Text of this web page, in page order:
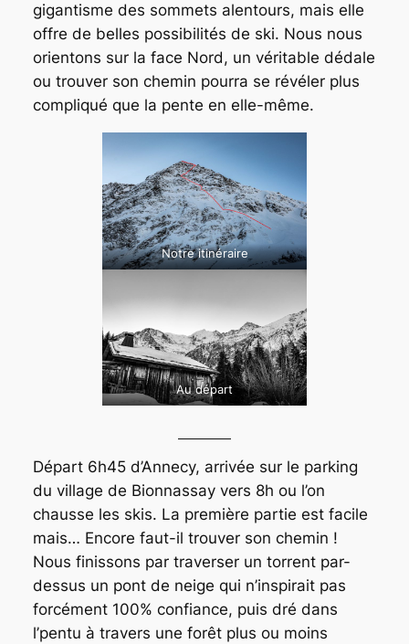
gigantisme des sommets alentours, mais elle
offre de belles possibilités de ski. Nous nous
orientons sur la face Nord, un véritable dédale
ou trouver son chemin pourra se révéler plus
compliqué que la pente en elle-même.
Notre itinéraire
Au départ
Départ 6h45 d’Annecy, arrivée sur le parking
du village de Bionnassay vers 8h ou l’on
chausse les skis. La première partie est facile
mais… Encore faut-il trouver son chemin !
Nous finissons par traverser un torrent par-
dessus un pont de neige qui n’inspirait pas
forcément 100% confiance, puis dré dans
l’pentu à travers une forêt plus ou moins